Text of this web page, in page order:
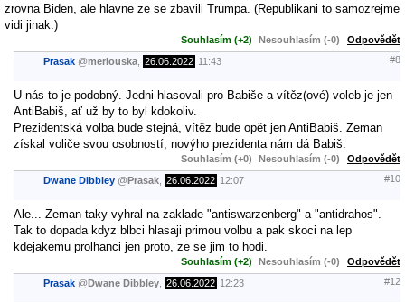
zrovna Biden, ale hlavne ze se zbavili Trumpa. (Republikani to samozrejme
vidi jinak.)
Souhlasím (+2) Nesouhlasím (-0) Odpovědět
Prasak @merlouska 26.06.2022 11:43 #8
U nás to je podobný. Jedni hlasovali pro Babiše a vítěz(ové) voleb je jen
AntiBabiš, ať už by to byl kdokoliv.
Prezidentská volba bude stejná, vítěz bude opět jen AntiBabiš. Zeman
získal voliče svou osobností, novýho prezidenta nám dá Babiš.
Souhlasím (+0) Nesouhlasím (-0) Odpovědět
Dwane Dibbley @ Prasak 26.06.2022 12:07 #10
Ale... Zeman taky vyhral na zaklade "antiswarzenberg" a "antidrahos".
Tak to dopada kdyz blbci hlasaji primou volbu a pak skoci na lep
kdejakemu prolhanci jen proto, ze se jim to hodi.
Souhlasím (+2) Nesouhlasím (-0) Odpovědět
Prasak @ Dwane Dibbley 26.06.2022 12:23 #12